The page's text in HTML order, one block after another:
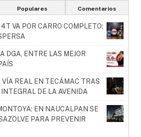
Populares Comentarios
VA POR CARRO COMPLETO;
DGA, ENTRE LAS MEJOR
VÍA REAL EN TECÁMAC TRAS
DE LA AVENIDA
EN NAUCALPAN SE
PARA PREVENIR